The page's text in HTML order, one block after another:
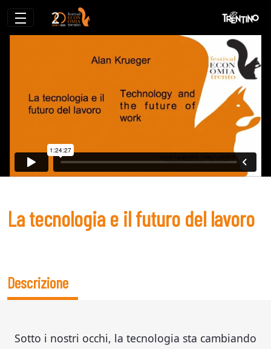
La tecnologia e il futuro del lavoro
La tecnologia e il futuro del lavoro
Descrizione
Sotto i nostri occhi, la tecnologia sta cambiando